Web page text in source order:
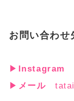
お問い合わせ
▶ Instagram
▶ メール